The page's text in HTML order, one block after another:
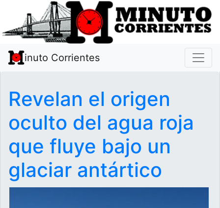
inuto Corrientes
Revelan el origen
oculto del agua roja
que fluye bajo un
glaciar antártico